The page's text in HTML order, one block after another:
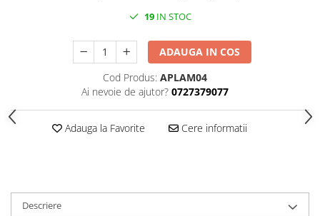
19IN STOC
ADAUGA IN COS
Cod Produs: APLAM04
Ai nevoie de ajutor? 0727379077
Adauga la Favorite Cere informatii
Descriere